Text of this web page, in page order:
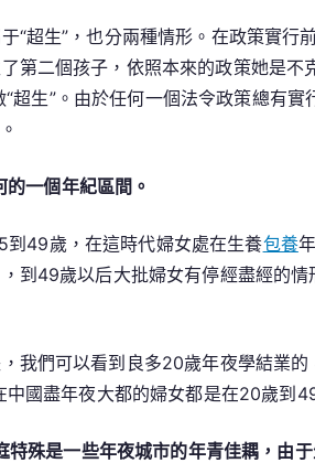
“超生”，也分兩種情形。在政策實
第二個孩子，依照本來的政策她是
生”。由於任何一個法令政策總有實
一個年紀區間。
到49歲，在這時代婦女處在生養包養
到49歲以后大批婦女有停經盡經的
我們可以看到良多20歲年夜學結業
國盡年夜大都的婦女都是在20歲到
殊是一些年夜城市的年青佳耦，由